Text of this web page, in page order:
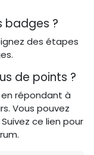
badges ?
des étapes
de points ?
répondant à
Vous pouvez
ce lien pour